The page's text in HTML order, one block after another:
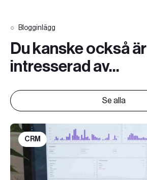
Blogginlägg
Du kanske också är
intresserad av...
Se alla
CRM